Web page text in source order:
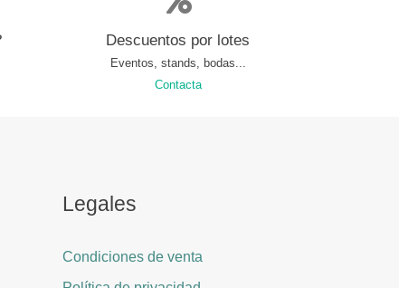
Descuentos por lotes
Eventos, stands, bodas...
Contacta
Legales
Condiciones de venta